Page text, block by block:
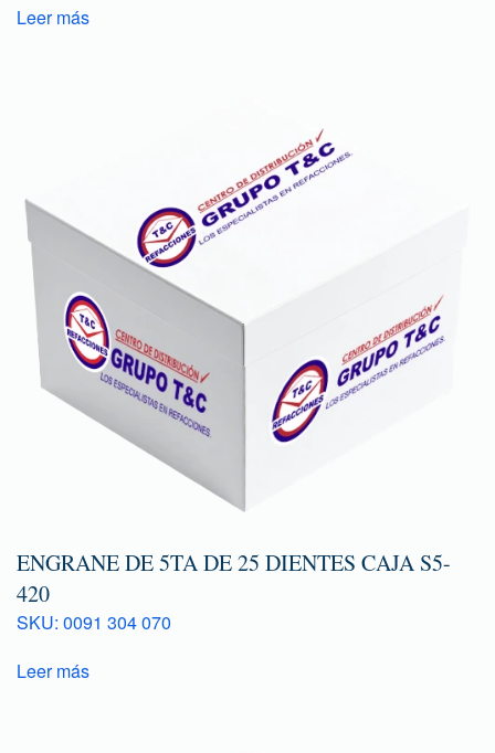
Leer más
ENGRANE DE 5TA DE 25 DIENTES CAJA S5-
420
SKU: 0091 304 070
Leer más